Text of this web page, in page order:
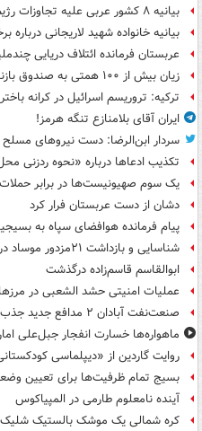
بیانیه ۸ کشور عربی علیه تجاوزات رژیم صهیونیستی در غزه
بیانیه خانواده شهید لاریجانی
عربستان فرمانده ائتلاف دریایی
زیان بیش از ۱۰۰ همتی به صندوق‌ بازنشستگی نفت
ترکیه: تروریسم اسرائیل در کرانه
ایران آقای بلامنازع تنگه هرمز!
سردار ابن‌الرضا: دست نیروهای
تکذیب ادعاها درباره «نحوه ردزنی
یک‌ سوم صهیونیست‌ها در برابر
دشان از دست عربستان فرار کرد
پیام فرمانده هوافضای سپاه به
شناسایی و بازداشت ۲۱مزدور موساد در کرمان
ابوالقاسم قاسم‌زاده درگذشت
عملیات امنیتی حشد الشعبی در
صنعت‌نفت آبادان ۲ مدافع جدید جذب کرد
ماهواره‌ها خسارت انفجار جبل‌علی
روایت گاردین از «دیپلماسی
بسیج تمام ظرفیت‌ها برای تعیین وضعیت
آینده نامعلوم طارمی در المپیاکوس
کره شمالی یک موشک بالستیک شلیک